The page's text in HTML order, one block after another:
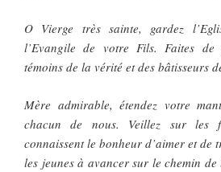
O Vierge très sainte, gardez
l’Evangile de votre Fils. Faites de
témoins de la vérité et des bâtisseurs
Mère admirable, étendez votre
chacun de nous. Veillez sur les
connaissent le bonheur d’aimer et de
les jeunes à avancer sur le chemin